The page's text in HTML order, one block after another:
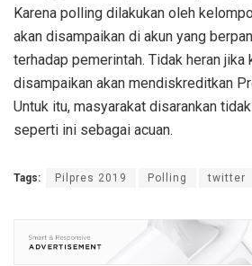
Karena polling dilakukan oleh
akan disampaikan di akun yang
terhadap pemerintah. Tidak heran jika
disampaikan akan mendiskreditkan
Untuk itu, masyarakat disarankan
seperti ini sebagai acuan.
Tags: Pilpres 2019 Polling twitter